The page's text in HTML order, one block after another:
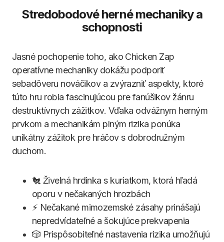
Stredobodové herné mechaniky a
schopnosti
Jasné pochopenie toho, ako Chicken Zap
operatívne mechaniky dokážu podporiť
sebadôveru nováčikov a zvýrazniť aspekty, ktoré
túto hru robia fascinujúcou pre fanúšikov žánru
destruktívnych zážitkov. Vďaka odvážnym herným
prvkom a mechanikám plným rizika ponúka
unikátny zážitok pre hráčov s dobrodružným
duchom.
🐔 Živelná hrdinka s kuriatkom, ktorá hľadá
oporu v nečakaných hrozbách
⚡ Nečakané mimozemské zásahy prinášajú
nepredvídateľné a šokujúce prekvapenia
🎲 Prispôsobiteľné nastavenia rizika umožňujú